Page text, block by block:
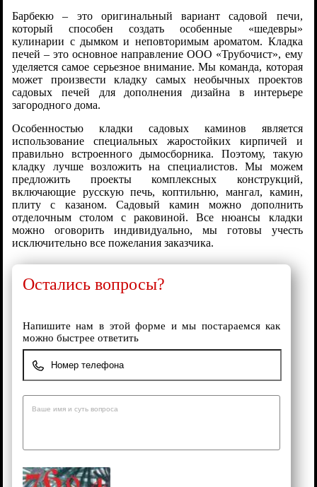
Барбекю – это оригинальный вариант садовой печи,
который способен создать особенные «шедевры»
кулинарии с дымком и неповторимым ароматом. Кладка
печей – это основное направление ООО «Трубочист», ему
уделяется самое серьезное внимание. Мы команда, которая
может произвести кладку самых необычных проектов
садовых печей для дополнения дизайна в интерьере
загородного дома.
Особенностью кладки садовых каминов является
использование специальных жаростойких кирпичей и
правильно встроенного дымосборника. Поэтому, такую
кладку лучше возложить на специалистов. Мы можем
предложить проекты комплексных конструкций,
включающие русскую печь, коптильню, мангал, камин,
плиту с казаном. Садовый камин можно дополнить
отделочным столом с раковиной. Все нюансы кладки
можно оговорить индивидуально, мы готовы учесть
исключительно все пожелания заказчика.
Остались вопросы?
Напишите нам в этой форме и мы постараемся как
можно быстрее ответить